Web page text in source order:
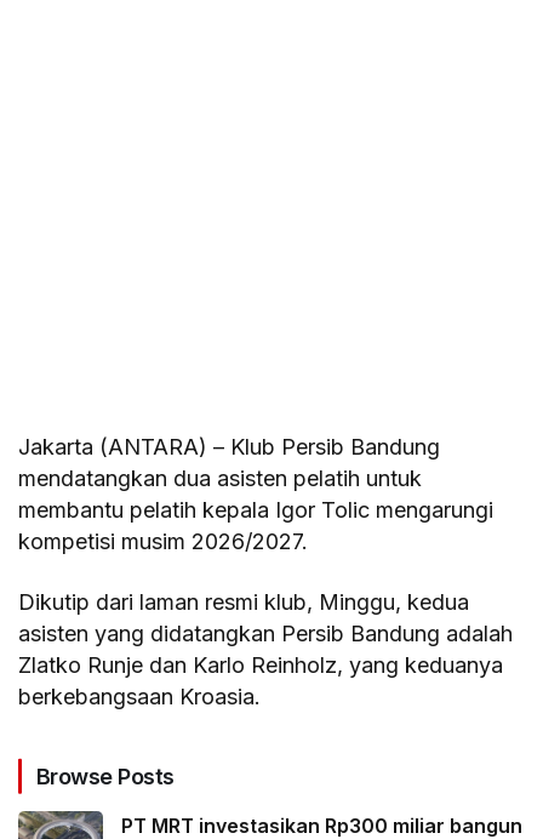
Jakarta (ANTARA) – Klub Persib Bandung
mendatangkan dua asisten pelatih untuk
membantu pelatih kepala Igor Tolic mengarungi
kompetisi musim 2026/2027.
Dikutip dari laman resmi klub, Minggu, kedua
asisten yang didatangkan Persib Bandung adalah
Zlatko Runje dan Karlo Reinholz, yang keduanya
berkebangsaan Kroasia.
Browse Posts
PT MRT investasikan Rp300 miliar bangun